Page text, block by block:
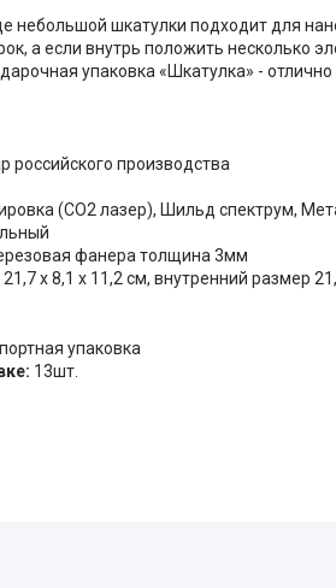
небольшой шкатулки подходит для
а если внутрь положить несколько
упаковка «Шкатулка» -
российского производства
(CO2 лазер), Шильд спектрум,
фанера толщина 3мм
21,7 х 8,1 х 11,2 см, внутренний размер
упаковка
13шт.